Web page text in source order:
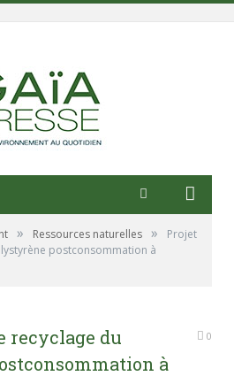
» Ressources naturelles »
Projet
postconsommation à
recyclage du
à
0